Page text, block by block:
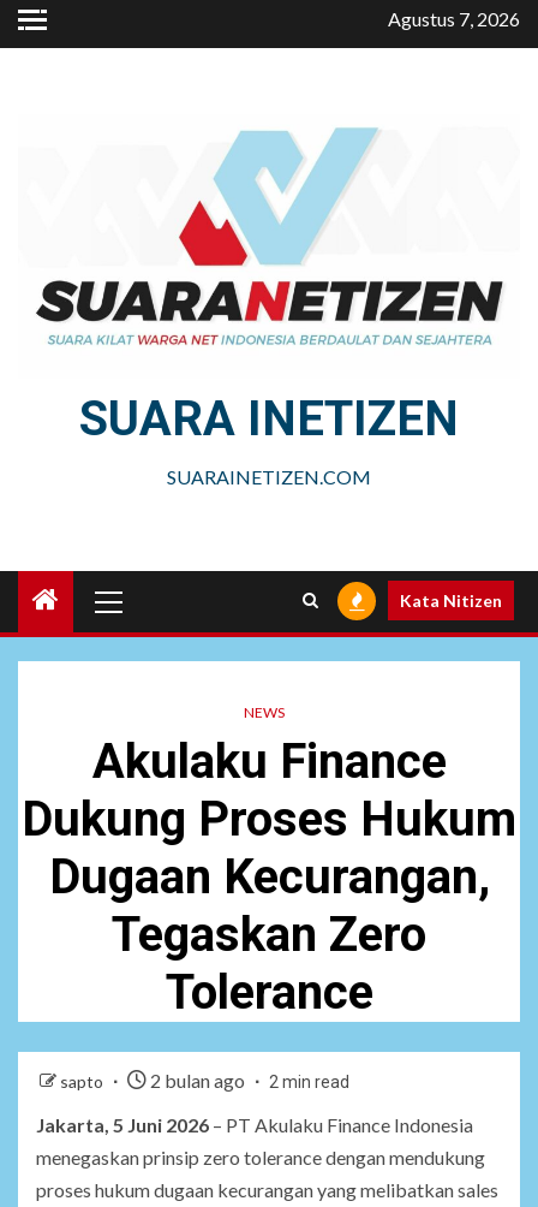
Skip
to
Agustus 7, 2026
SUARA INETIZEN
SUARAINETIZEN.COM
Menu
Kata Nitizen
NEWS
Akulaku Finance
Dukung Proses Hukum
Dugaan Kecurangan,
Tegaskan Zero
Tolerance
sapto 2 bulan ago 2 min read
Jakarta, 5 Juni 2026 – PT Akulaku Finance Indonesia
menegaskan prinsip zero tolerance dengan mendukung
proses hukum dugaan kecurangan yang melibatkan sales